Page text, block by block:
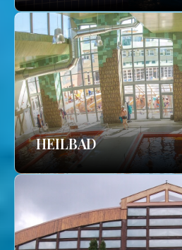
HEILBAD